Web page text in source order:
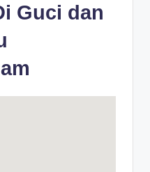
Guci dan